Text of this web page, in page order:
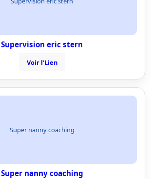
Supervision eric stern
Voir l'Lien
Super nanny coaching
Super nanny coaching